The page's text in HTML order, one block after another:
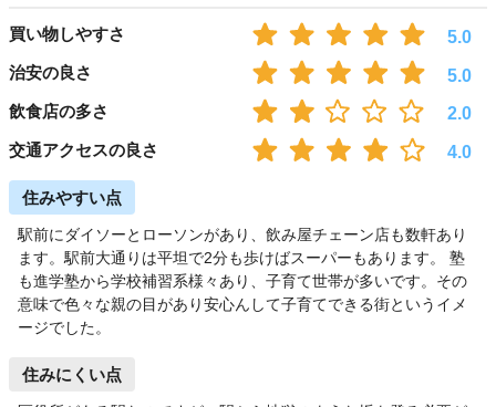
買い物しやすさ
5.0
治安の良さ
5.0
飲食店の多さ
2.0
交通アクセスの良さ
4.0
住みやすい点
駅前にダイソーとローソンがあり、飲み屋チェーン店も数軒あり
ます。駅前大通りは平坦で2分も歩けばスーパーもあります。 塾
も進学塾から学校補習系様々あり、子育て世帯が多いです。その
意味で色々な親の目があり安心んして子育てできる街というイメ
ージでした。
住みにくい点